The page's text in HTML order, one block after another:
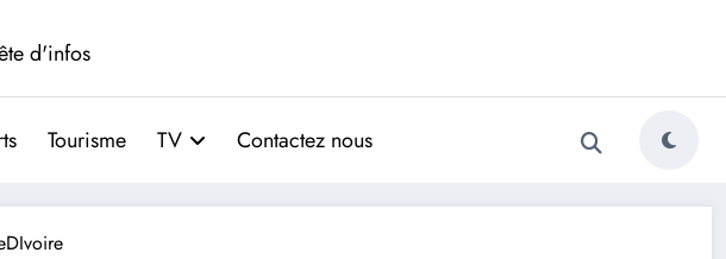
d'infos
Tourisme TV Contactez nous